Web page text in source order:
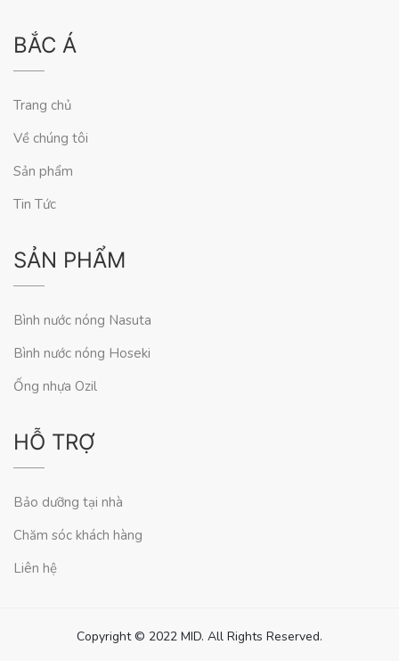
BẮC Á
Trang chủ
Về chúng tôi
Sản phẩm
Tin Tức
SẢN PHẨM
Bình nước nóng Nasuta
Bình nước nóng Hoseki
Ống nhựa Ozil
HỖ TRỢ
Bảo dưỡng tại nhà
Chăm sóc khách hàng
Liên hệ
Copyright © 2022 MID. All Rights Reserved.